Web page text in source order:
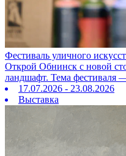
Фестиваль уличного
Открой Обнинск с новой
ландшафт. Тема фестиваля
17.07.2026 - 23.08.2026
Выставка